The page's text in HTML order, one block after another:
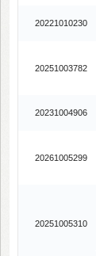
20221010230
20251003782
20231004906
20261005299
20251005310